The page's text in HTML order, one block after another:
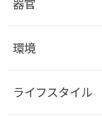
器官
環境
ライフスタイル